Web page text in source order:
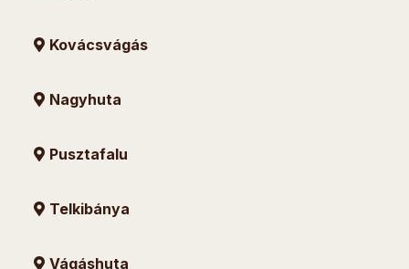
Kovácsvágás
Nagyhuta
Pusztafalu
Telkibánya
Vágáshuta